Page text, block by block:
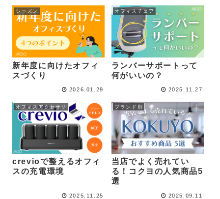
シーズン
新年度に向けたオフィ
スづくり
2026.01.29
オフィスチェア
ランバーサポートって
何がいいの？
2025.11.27
オフィスアクセサリ
crevioで整えるオフィ
スの充電環境
2025.11.25
ブランド別
当店でよく売れてい
る！コクヨの人気商品5
選
2025.09.11